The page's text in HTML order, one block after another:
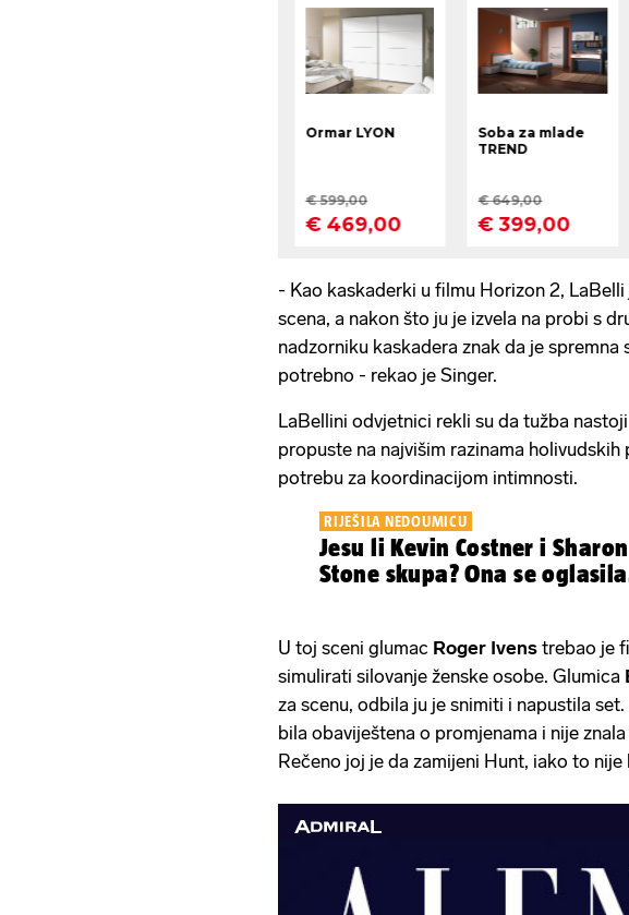
- Kao kaskaderki u filmu Horizon 2,
scena, a nakon što ju je izvela na probi s
nadzorniku kaskadera znak da je spremna
potrebno - rekao je Singer.
LaBellini odvjetnici rekli su da tužba
propuste na najvišim razinama
potrebu za koordinacijom intimnosti.
RIJEŠILA NEDOUMICU
Jesu li Kevin Costner i Sharon
Stone skupa? Ona se
U toj sceni glumac Roger Ivens trebao je
simulirati silovanje ženske osobe. Glumica
za scenu, odbila ju je snimiti i napustila
bila obaviještena o promjenama i nije
Rečeno joj je da zamijeni Hunt, iako to